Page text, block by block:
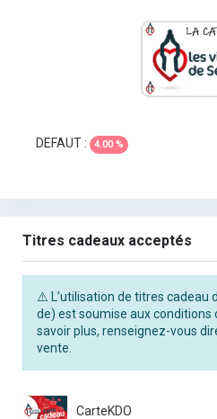
DEFAUT : 4.00 %
Titres cadeaux acceptés
⚠️ L’utilisation de titres cadeau
de) est soumise aux conditions
savoir plus, renseignez-vous
vente.
CarteKDO